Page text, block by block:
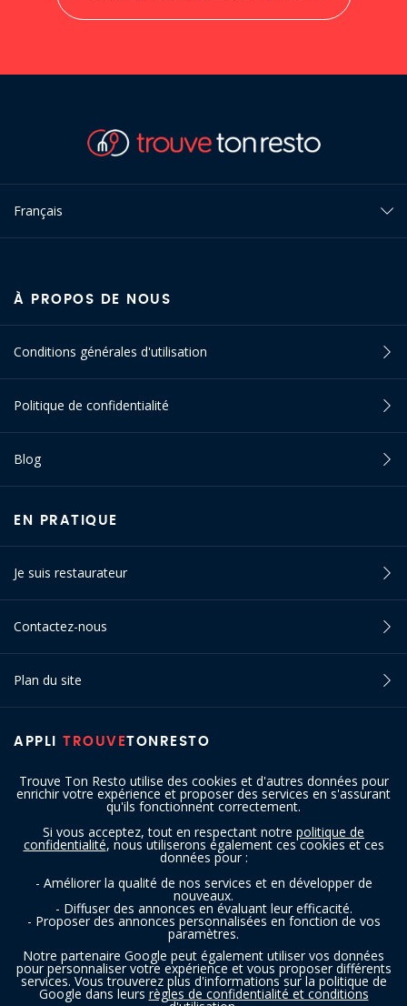
Trouve Ton Resto utilise des cookies et d'autres données pour
enrichir votre expérience et proposer des services en s'assurant
qu'ils fonctionnent correctement.
Si vous acceptez, tout en respectant notre politique de
confidentialité, nous utiliserons également ces cookies et ces
données pour :
- Améliorer la qualité de nos services et en développer de
nouveaux.
- Diffuser des annonces en évaluant leur efficacité.
- Proposer des annonces personnalisées en fonction de vos
paramètres.
Notre partenaire Google peut également utiliser vos données
pour personnaliser votre expérience et vous proposer différents
services. Vous trouverez plus d'informations sur la politique de
Google dans leurs règles de confidentialité et conditions
Français
APPLI TROUVETONRESTO
À PROPOS DE NOUS
Conditions générales d'utilisation
Politique de confidentialité
Blog
EN PRATIQUE
Je suis restaurateur
Contactez-nous
Plan du site
SUIVEZ-NOUS
Copyright © 2016 - 2026 trouvetonresto.be ‐ Tous droits réservés | JDC